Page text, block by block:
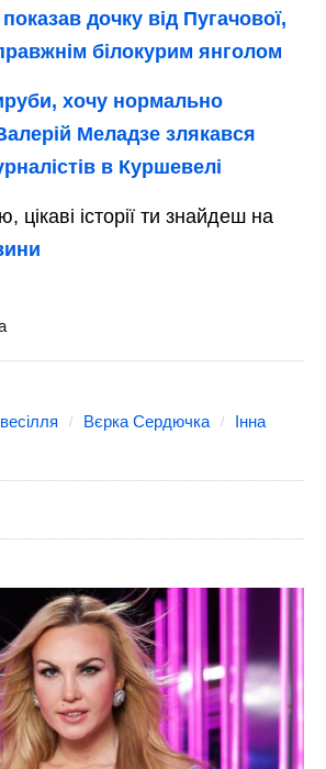
дочку від Пугачової,
білокурим янголом
хочу нормально
Меладзе злякався
в Куршевелі
цікаві історії ти знайдеш на
весілля Вєрка Сердючка
Інна